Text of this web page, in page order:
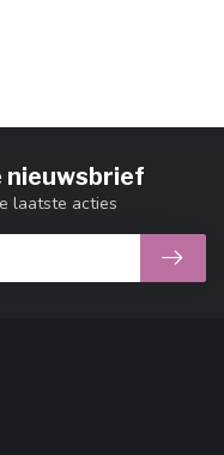
nieuwsbrief
laatste acties